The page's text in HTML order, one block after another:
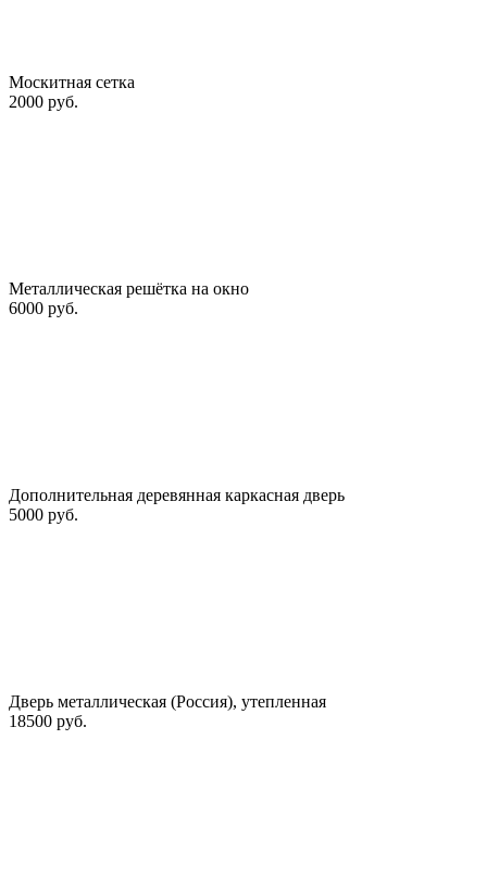
Москитная сетка
2000 руб.
Металлическая решётка на окно
6000 руб.
Дополнительная деревянная каркасная дверь
5000 руб.
Дверь металлическая (Россия), утепленная
18500 руб.